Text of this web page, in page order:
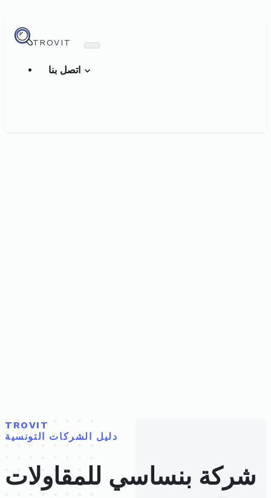
TROVIT
TROVIT
دليل الشركات التونسية
شركة بنساسي للمقاولات